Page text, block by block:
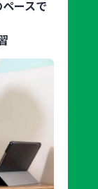
ースで